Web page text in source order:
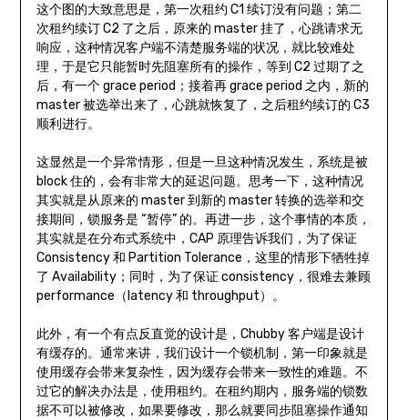
这个图的大致意思是，第一次租约 C1 续订没有问题；第二
次租约续订 C2 了之后，原来的 master 挂了，心跳请求无
响应，这种情况客户端不清楚服务端的状况，就比较难处
理，于是它只能暂时先阻塞所有的操作，等到 C2 过期了之
后，有一个 grace period；接着再 grace period 之内，新的
master 被选举出来了，心跳就恢复了，之后租约续订的 C3
顺利进行。
这显然是一个异常情形，但是一旦这种情况发生，系统是被
block 住的，会有非常大的延迟问题。思考一下，这种情况
其实就是从原来的 master 到新的 master 转换的选举和交
接期间，锁服务是 “暂停” 的。再进一步，这个事情的本质，
其实就是在分布式系统中，CAP 原理告诉我们，为了保证
Consistency 和 Partition Tolerance，这里的情形下牺牲掉
了 Availability；同时，为了保证 consistency，很难去兼顾
performance（latency 和 throughput）。
此外，有一个有点反直觉的设计是，Chubby 客户端是设计
有缓存的。通常来讲，我们设计一个锁机制，第一印象就是
使用缓存会带来复杂性，因为缓存会带来一致性的难题。不
过它的解决办法是，使用租约。在租约期内，服务端的锁数
据不可以被修改，如果要修改，那么就要同步阻塞操作通知